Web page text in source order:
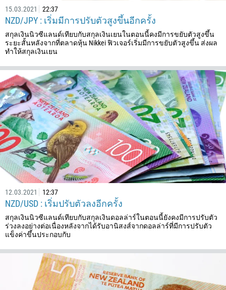
15.03.2021 22:37
NZD/JPY : เริ่มมีการปรับตัวสูงขึ้นอีกครั้ง
สกุลเงินนิวซีแลนด์เทียบกับสกุลเงินเยนในตอนนี้คงมีการขยับตัวสูงขึ้น
ระยะสั้นหลังจากที่ตลาดหุ้น Nikkei ฟิวเจอร์เริ่มมีการขยับตัวสูงขึ้น ส่งผล
ทำให้สกุลเงินเยน
12.03.2021 12:37
NZD/USD : เริ่มปรับตัวลงอีกครั้ง
สกุลเงินนิวซีแลนด์เทียบกับสกุลเงินดอลล่าร์ในตอนนี้ยังคงมีการปรับตัว
ร่วงลงอย่างต่อเนื่องหลังจากได้รับอานิสงส์จากดอลล่าร์ที่มีการปรับตัว
แข็งค่าขึ้นประกอบกับ
61
43
994
1242
973
880
1246
375
32
501
229
1441
975
591
387
267
55
246
673